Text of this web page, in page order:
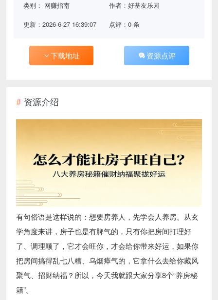
类别： 网赚指南 作者：好基友乐园
更新：2026-6-27 16:39:07 点评：0 条
下载地址 资源点评
资源介绍
有句俗语是这样说的：想要房养人，先学会人养房。从玄
学角度来讲，房子也是有脾气的，只有你把房间打理好
了、调理顺了，它才会旺你，才会给你带来好运，如果你
把房间搞得乱七八糟、乌烟瘴气的，它拿什么去给你藏风
聚气、招财纳福？所以，今天我就跟大家分享8个“养房秘
籍”。